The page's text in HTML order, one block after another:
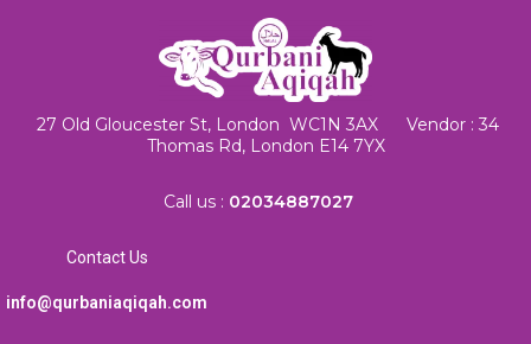
27 Old Gloucester St, London WC1N 3AX Vendor : 34
Thomas Rd, London E14 7YX
Call us : 02034887027
Contact Us
info@qurbaniaqiqah.com